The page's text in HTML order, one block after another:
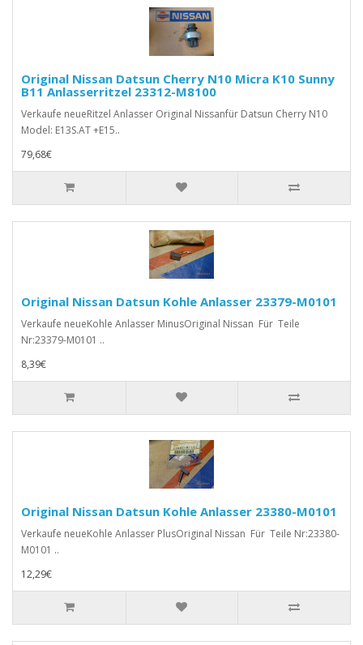
Original Nissan Datsun Cherry N10 Micra K10 Sunny
B11 Anlasserritzel 23312-M8100
Verkaufe neueRitzel Anlasser Original Nissanfür Datsun Cherry N10
Model: E13S.AT +E15..
79,68€
Original Nissan Datsun Kohle Anlasser 23379-M0101
Verkaufe neueKohle Anlasser MinusOriginal Nissan Für Teile
Nr:23379-M0101 ..
8,39€
Original Nissan Datsun Kohle Anlasser 23380-M0101
Verkaufe neueKohle Anlasser PlusOriginal Nissan Für Teile Nr:23380-
M0101 ..
12,29€